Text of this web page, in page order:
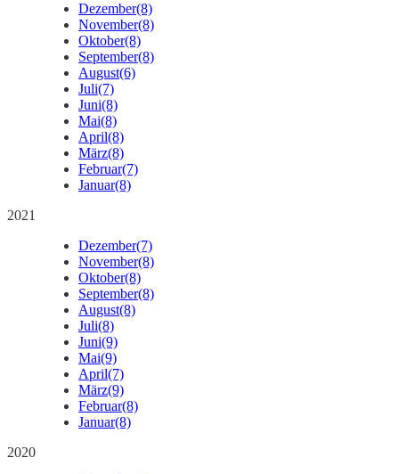
Dezember(8)
November(8)
Oktober(8)
September(8)
August(6)
Juli(7)
Juni(8)
Mai(8)
April(8)
März(8)
Februar(7)
Januar(8)
2021
Dezember(7)
November(8)
Oktober(8)
September(8)
August(8)
Juli(8)
Juni(9)
Mai(9)
April(7)
März(9)
Februar(8)
Januar(8)
2020